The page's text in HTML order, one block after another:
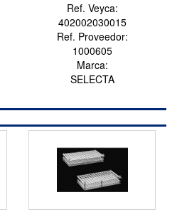
Ref. Veyca:
402002030015
Ref. Proveedor:
1000605
Marca:
SELECTA